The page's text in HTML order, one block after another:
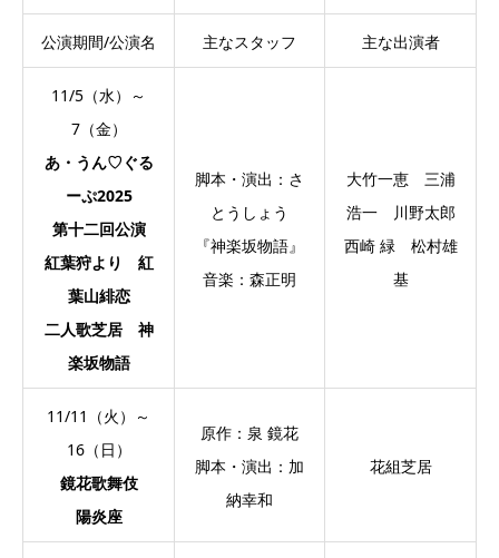
公演期間/公演名 主なスタッフ 主な出演者
11/5（水）～
7（金）
あ・うん♡ぐる
ーぷ2025
第十二回公演
紅葉狩より 紅
葉山緋恋
二人歌芝居 神
楽坂物語
脚本・演出：さ
とうしょう
『神楽坂物語』
音楽：森正明
大竹一恵 三浦
浩一 川野太郎
西崎 緑 松村雄
基
11/11（火）～
16（日）
鏡花歌舞伎
陽炎座
原作：泉 鏡花
脚本・演出：加
納幸和
花組芝居